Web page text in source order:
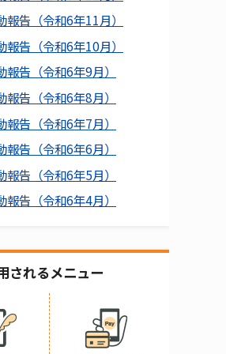
報告（令和6年11月）
報告（令和6年10月）
報告（令和6年9月）
報告（令和6年8月）
報告（令和6年7月）
報告（令和6年6月）
報告（令和6年5月）
報告（令和6年4月）
されるメニュー